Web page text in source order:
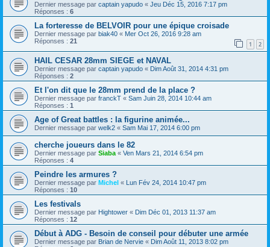
Dernier message par captain yapudo « Jeu Déc 15, 2016 7:17 pm
Réponses : 6
La forteresse de BELVOIR pour une épique croisade
Dernier message par biak40 « Mer Oct 26, 2016 9:28 am
Réponses : 21 1 2
HAIL CESAR 28mm SIEGE et NAVAL
Dernier message par captain yapudo « Dim Août 31, 2014 4:31 pm
Réponses : 2
Et l'on dit que le 28mm prend de la place ?
Dernier message par franckT « Sam Juin 28, 2014 10:44 am
Réponses : 1
Age of Great battles : la figurine animée...
Dernier message par welk2 « Sam Mai 17, 2014 6:00 pm
cherche joueurs dans le 82
Dernier message par Siaba« Ven Mars 21, 2014 6:54 pm
Réponses : 4
Peindre les armures ?
Dernier message par Michel « Lun Fév 24, 2014 10:47 pm
Réponses : 10
Les festivals
Dernier message par Hightower « Dim Déc 01, 2013 11:37 am
Réponses : 12
Début à ADG - Besoin de conseil pour débuter une armée
Dernier message par Brian de Nervie « Dim Août 11, 2013 8:02 pm